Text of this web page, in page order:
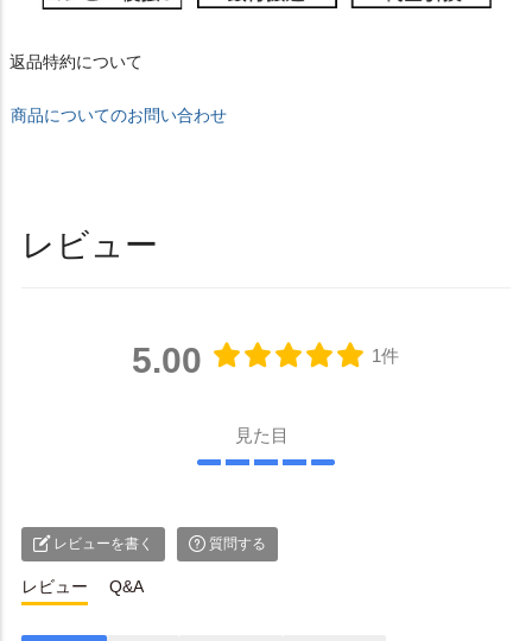
返品特約について
商品についてのお問い合わせ
レビュー
5.00 1件
見た目
レビューを書く 質問する
レビュー Q&A